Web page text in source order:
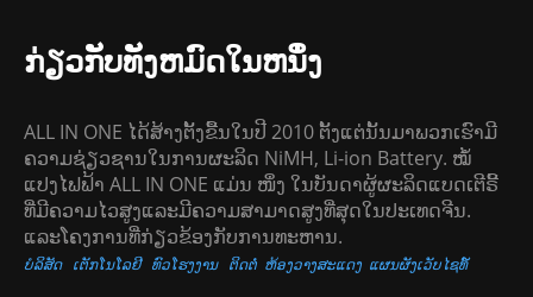
ກ່ຽວກັບທັງຫມົດໃນຫນຶ່ງ
ALL IN ONE ໄດ້ສ້າງຕັ້ງຂື້ນໃນປີ 2010 ຕັ້ງແຕ່ນັ້ນມາພວກເຮົາມີ
ຄວາມຊ່ຽວຊານໃນການຜະລິດ NiMH, Li-ion Battery. ໝໍ້
ແປງໄຟຟ້າ ALL IN ONE ແມ່ນ ໜຶ່ງ ໃນບັນດາຜູ້ຜະລິດແບດເຕີຣີ້
ທີ່ມີຄວາມໄວສູງແລະມີຄວາມສາມາດສູງທີ່ສຸດໃນປະເທດຈີນ.
ແລະໂຄງການທີ່ກ່ຽວຂ້ອງກັບການທະຫານ.
ບໍລິສັດ ເຕັກໂນໂລຢີ ທົວໂຮງງານ ຕິດຕໍ່ ຫ້ອງວາງສະແດງ ແຜນຜັງເວັບໄຊທ໌້